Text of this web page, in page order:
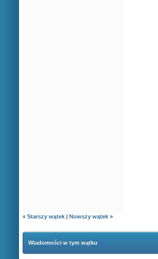
« Starszy wątek | Nowszy wątek »
Wiadomości w tym wątku